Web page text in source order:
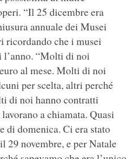
“Il 25 dicembre era
annuale dei Musei
ricordando che i musei
“Molti di noi
al mese. Molti di noi
per scelta, altri perché
di noi hanno contratti
a chiamata. Quasi
di domenica. Ci era stato
29 novembre, e per Natale